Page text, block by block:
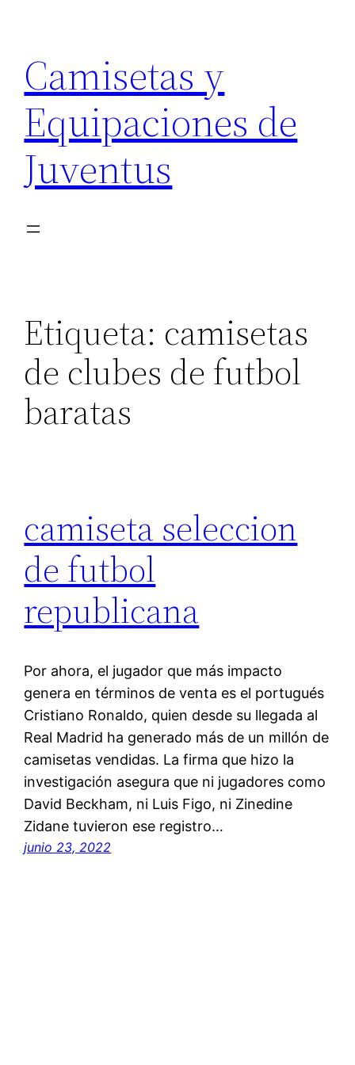
contenido
Camisetas y
Equipaciones de
Juventus
Etiqueta: camisetas
de clubes de futbol
baratas
camiseta seleccion
de futbol
republicana
Por ahora, el jugador que más impacto
genera en términos de venta es el portugués
Cristiano Ronaldo, quien desde su llegada al
Real Madrid ha generado más de un millón de
camisetas vendidas. La firma que hizo la
investigación asegura que ni jugadores como
David Beckham, ni Luis Figo, ni Zinedine
Zidane tuvieron ese registro…
junio 23, 2022